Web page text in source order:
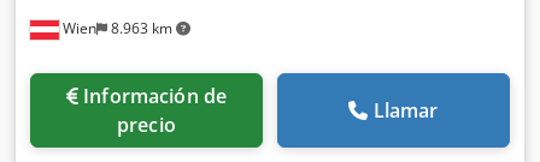
Wien 8.963 km
Información de
precio
Llamar